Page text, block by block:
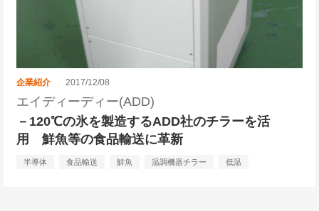
企業紹介 2017/12/08
エイディーディー(ADD)
－120℃の氷を製造するADD社のチラーを活
用 鮮魚等の食品輸送に革新
半導体 食品輸送 鮮魚 温調機器チラー 低温